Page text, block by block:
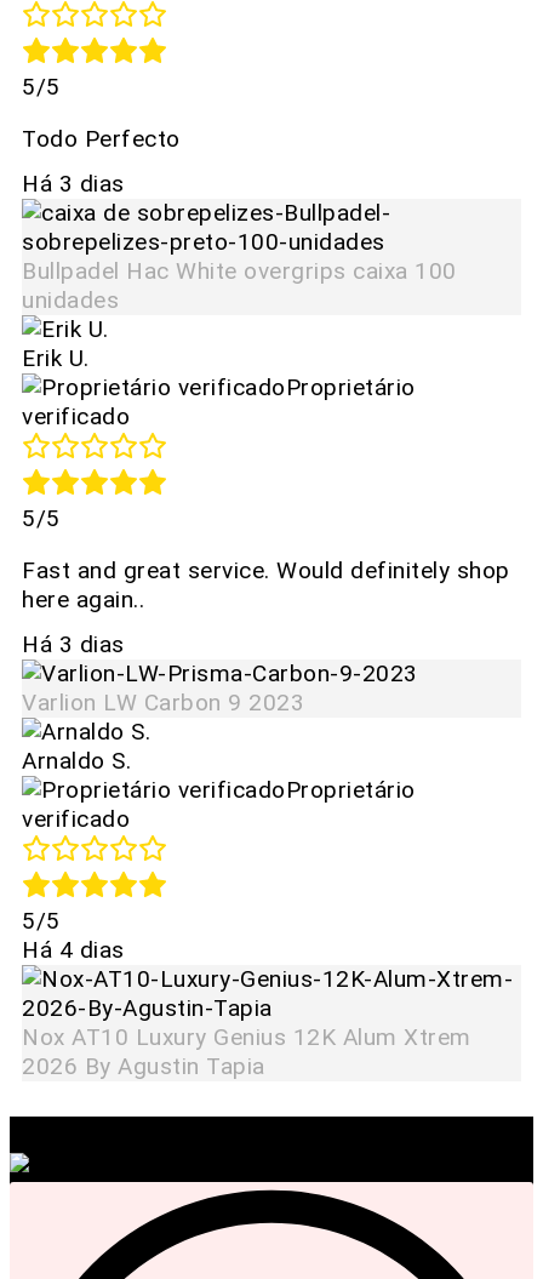
5/5
Todo Perfecto
Há 3 dias
Bullpadel Hac White overgrips caixa 100
unidades
Erik U.
Proprietário
verificado
5/5
Fast and great service. Would definitely shop
here again..
Há 3 dias
Varlion LW Carbon 9 2023
Arnaldo S.
Proprietário
verificado
5/5
Há 4 dias
Nox AT10 Luxury Genius 12K Alum Xtrem
2026 By Agustin Tapia